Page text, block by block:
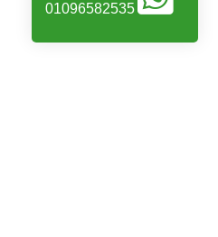
01096582535